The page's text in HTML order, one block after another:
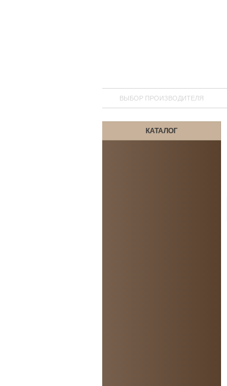
ВЫБОР ПРОИЗВОДИТЕЛЯ
КАТАЛОГ